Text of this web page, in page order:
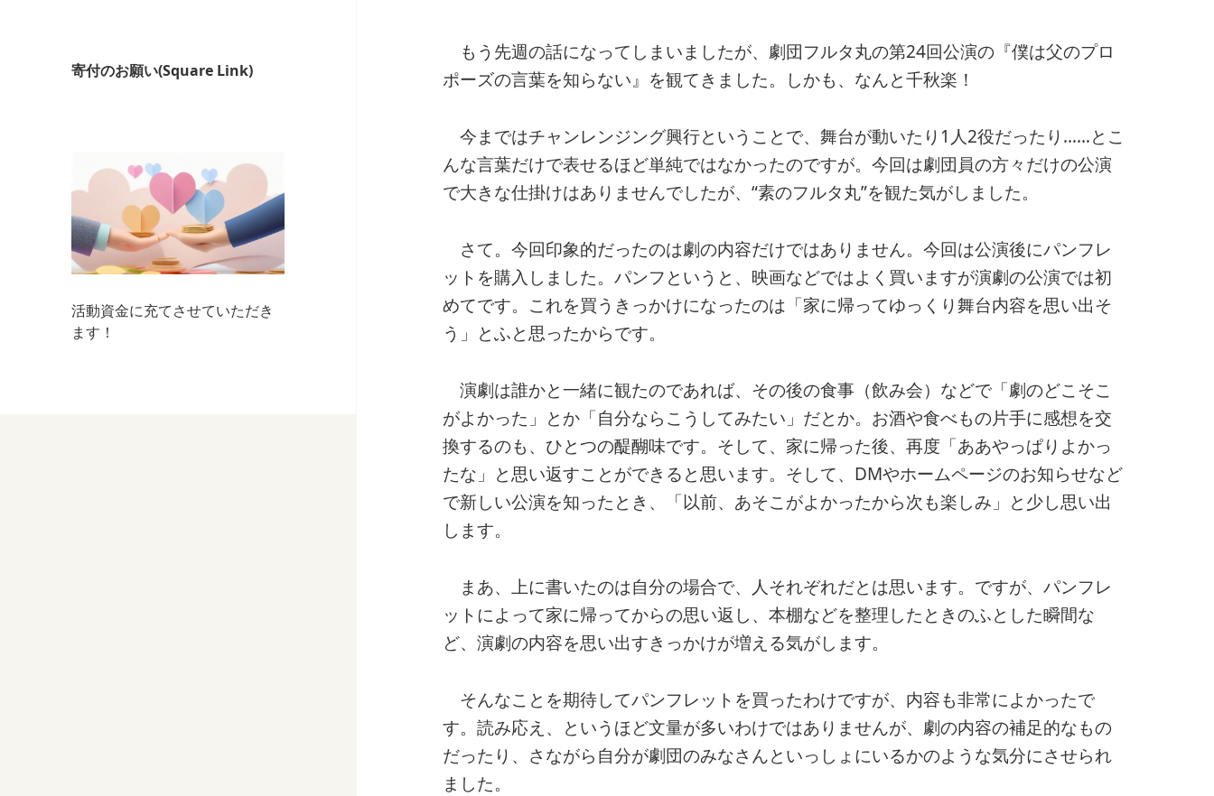
寄付のお願い(Square Link)
活動資金に充てさせていただき
ます！
もう先週の話になってしまいましたが、劇団フルタ丸の第24回公演の『僕は父のプロ
ポーズの言葉を知らない』を観てきました。しかも、なんと千秋楽！
今まではチャンレンジング興行ということで、舞台が動いたり1人2役だったり……とこ
んな言葉だけで表せるほど単純ではなかったのですが。今回は劇団員の方々だけの公演
で大きな仕掛けはありませんでしたが、“素のフルタ丸”を観た気がしました。
さて。今回印象的だったのは劇の内容だけではありません。今回は公演後にパンフレ
ットを購入しました。パンフというと、映画などではよく買いますが演劇の公演では初
めてです。これを買うきっかけになったのは「家に帰ってゆっくり舞台内容を思い出そ
う」とふと思ったからです。
演劇は誰かと一緒に観たのであれば、その後の食事（飲み会）などで「劇のどこそこ
がよかった」とか「自分ならこうしてみたい」だとか。お酒や食べもの片手に感想を交
換するのも、ひとつの醍醐味です。そして、家に帰った後、再度「ああやっぱりよかっ
たな」と思い返すことができると思います。そして、DMやホームページのお知らせなど
で新しい公演を知ったとき、「以前、あそこがよかったから次も楽しみ」と少し思い出
します。
まあ、上に書いたのは自分の場合で、人それぞれだとは思います。ですが、パンフレ
ットによって家に帰ってからの思い返し、本棚などを整理したときのふとした瞬間な
ど、演劇の内容を思い出すきっかけが増える気がします。
そんなことを期待してパンフレットを買ったわけですが、内容も非常によかったで
す。読み応え、というほど文量が多いわけではありませんが、劇の内容の補足的なもの
だったり、さながら自分が劇団のみなさんといっしょにいるかのような気分にさせられ
ました。